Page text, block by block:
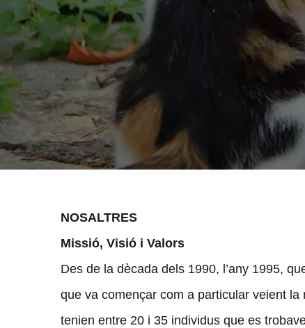
NOSALTRES
Missió, Visió i Valors
Des de la dècada dels 1990, l’any 1995,
que va començar com a particular veient
tenien entre 20 i 35 individus que es